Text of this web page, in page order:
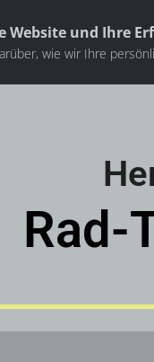
Rad-
Website und Ihre
wie wir Ihre